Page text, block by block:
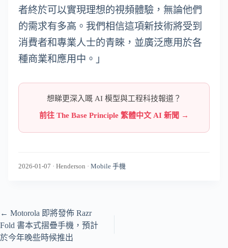
者終於可以實現理想的視頻體驗，無論他們
的需求有多高。我們相信這項新技術將受到
消費者和專業人士的青睞，並廣泛應用於各
種商業和應用中。」
想睇更深入嘅 AI 模型與工程科技報道？
前往 The Base Principle 繁體中文 AI 新聞 →
2026-01-07 · Henderson · Mobile 手機
← Motorola 即將發佈 Razr
Fold 書本式摺疊手機，預計
於今年晚些時候推出